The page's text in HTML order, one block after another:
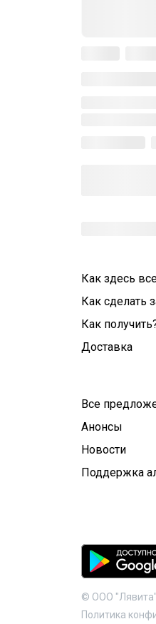
Как здесь
Как сделать
Как
Доставка
Все
Анонсы
Новости
Поддержка
© ООО
Политика